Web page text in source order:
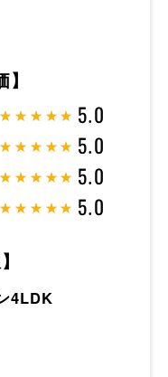
5.0
5.0
5.0
5.0
4LDK